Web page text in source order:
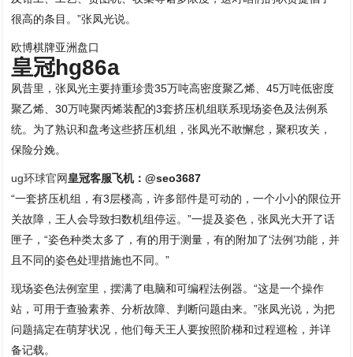
很高的条目。”张凤光说。
欧博棋牌亚洲盘口
皇冠hg86a
夙昔里，张凤光主要持重珍贵35万吨高密度聚乙烯、45万吨低密度
聚乙烯、30万吨聚丙烯装配的3套挤压机组联系现场姿色及法例系
统。为了熟识和盘考这些挤压机组，张凤光不敢懈怠，聚积攻关，
保险分娩。
ug环球官网皇冠客服飞机：@seo3687
“一套挤压机组，有3层楼高，许多部件是可动的，一个小小的限位开
关故障，王人会导致扫数机组停运。”一提及姿色，张凤光大开了话
匣子，“姿色种类太多了，有的用于测量，有的附加了‘法例’功能，并
且不同的姿色处理措施也不同。”
现场姿色法例室里，摆满了电脑和可编程法例器。“这是一个操作
站，可用于查验素养、分析故障、判断问题由来。”张凤光说，为把
问题搞定在萌芽状况，他们每天王人要按照阶梯和过程巡检，并详
备记载。